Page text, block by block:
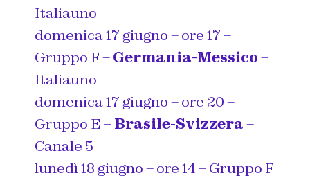
Italiauno
domenica 17 giugno – ore 17 –
Gruppo F –Germania-Messico–
Italiauno
domenica 17 giugno – ore 20 –
Gruppo E –Brasile-Svizzera–
Canale 5
lunedì 18 giugno – ore 14 – Gruppo F